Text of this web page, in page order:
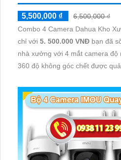
5,500,000 ₫
6,500,000 ₫
Combo 4 Camera Dahua Kho
chỉ với 5. 500.000 VNĐ bạn đã
nhà xưởng với 4 mắt camera độ
360 độ không góc chết được